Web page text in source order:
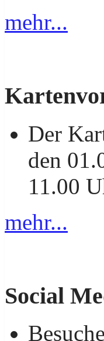
mehr...
Der
den
11.00
mehr...
Social